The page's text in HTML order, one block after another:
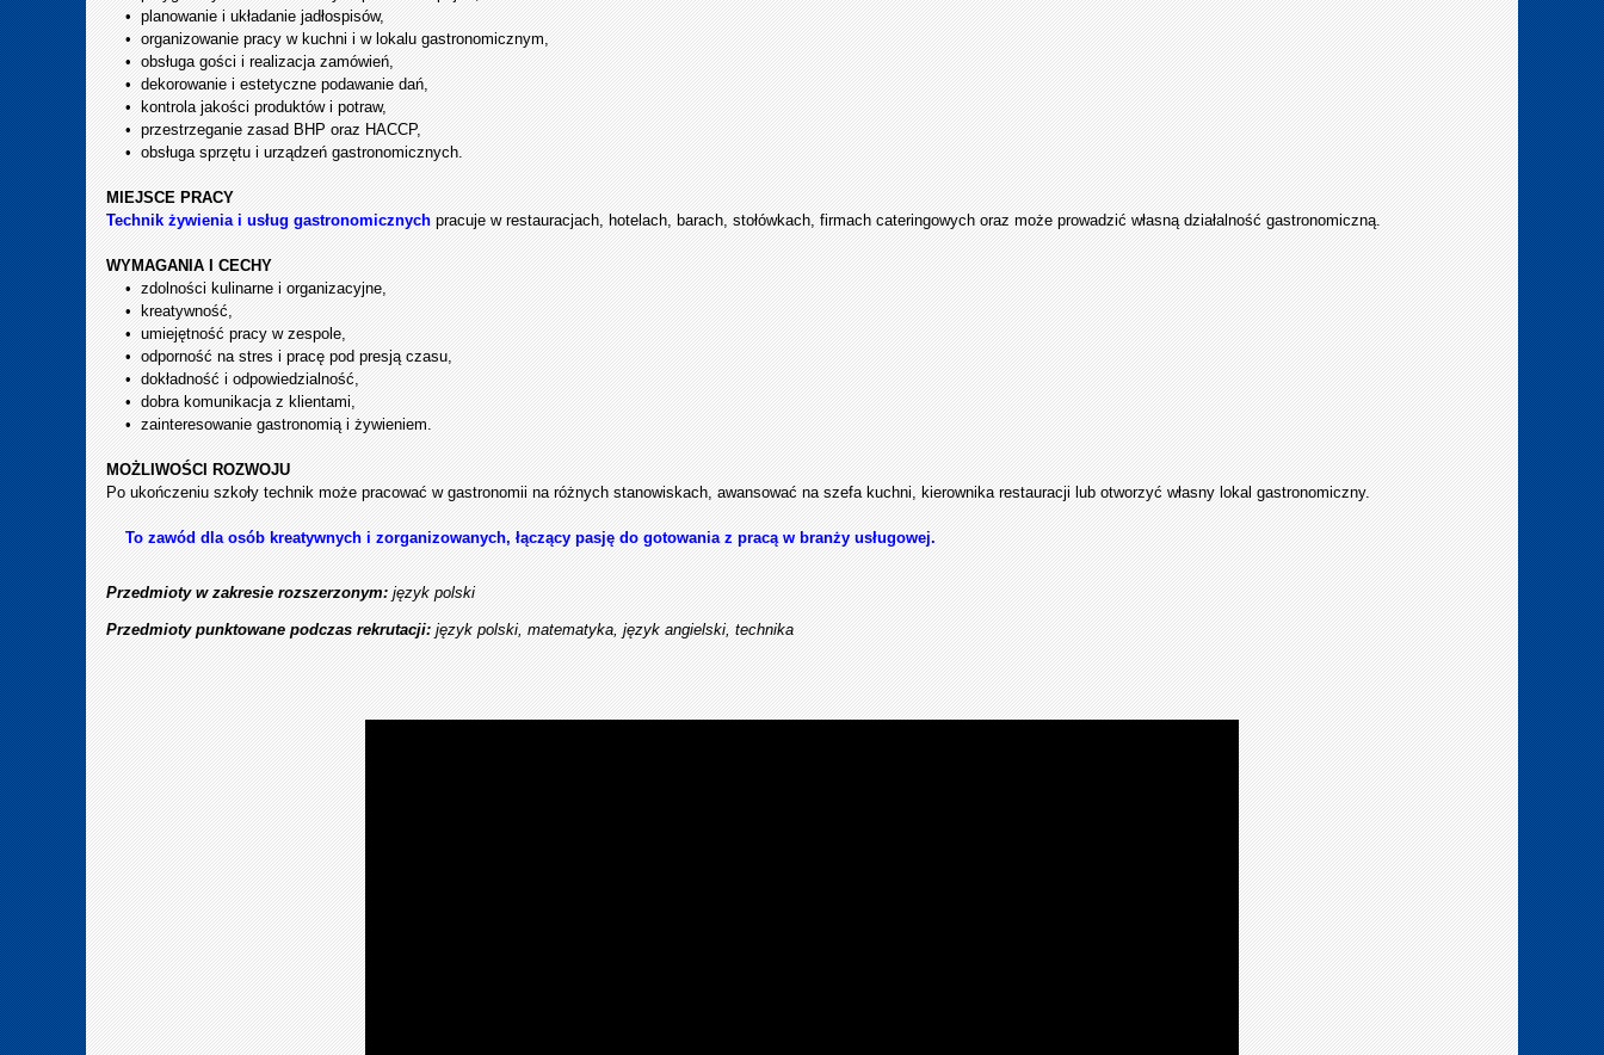
• planowanie i układanie jadłospisów,
• organizowanie pracy w kuchni i w lokalu gastronomicznym,
• obsługa gości i realizacja zamówień,
• dekorowanie i estetyczne podawanie dań,
• kontrola jakości produktów i potraw,
• przestrzeganie zasad BHP oraz HACCP,
• obsługa sprzętu i urządzeń gastronomicznych.
MIEJSCE PRACY
Technik żywienia i usług gastronomicznych pracuje w restauracjach, hotelach, barach, stołówkach, firmach cateringowych oraz może prowadzić własną działalność gastronomiczną.
WYMAGANIA I CECHY
• zdolności kulinarne i organizacyjne,
• kreatywność,
• umiejętność pracy w zespole,
• odporność na stres i pracę pod presją czasu,
• dokładność i odpowiedzialność,
• dobra komunikacja z klientami,
• zainteresowanie gastronomią i żywieniem.
MOŻLIWOŚCI ROZWOJU
Po ukończeniu szkoły technik może pracować w gastronomii na różnych stanowiskach, awansować na szefa kuchni, kierownika restauracji lub otworzyć własny lokal gastronomiczny.
To zawód dla osób kreatywnych i zorganizowanych, łączący pasję do gotowania z pracą w branży usługowej.
Przedmioty w zakresie rozszerzonym: język polski
Przedmioty punktowane podczas rekrutacji: język polski, matematyka, język angielski, technika